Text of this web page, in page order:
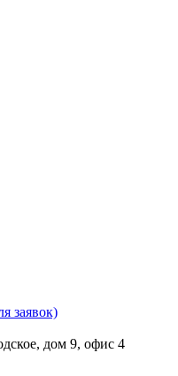
заявок)
дом 9, офис 4